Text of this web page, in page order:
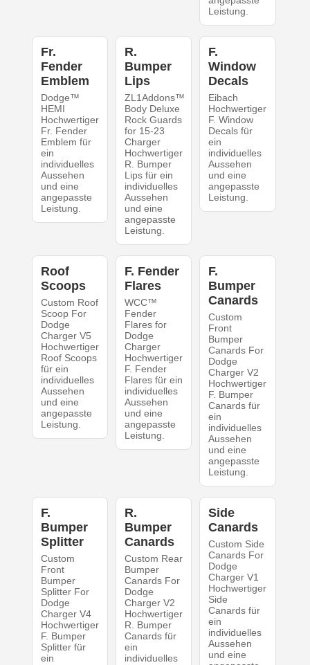
Leistung.
Fr.
Fender
Emblem
Dodge™
HEMI
Hochwertiger
Fr. Fender
Emblem für
ein
individuelles
Aussehen
und eine
angepasste
Leistung.
R.
Bumper
Lips
ZL1Addons™
Body Deluxe
Rock Guards
for 15-23
Charger
Hochwertiger
R. Bumper
Lips für ein
individuelles
Aussehen
und eine
angepasste
Leistung.
F.
Window
Decals
Eibach
Hochwertiger
F. Window
Decals für
ein
individuelles
Aussehen
und eine
angepasste
Leistung.
Roof
Scoops
Custom Roof
Scoop For
Dodge
Charger V5
Hochwertiger
Roof Scoops
für ein
individuelles
Aussehen
und eine
angepasste
Leistung.
F. Fender
Flares
WCC™
Fender
Flares for
Dodge
Charger
Hochwertiger
F. Fender
Flares für ein
individuelles
Aussehen
und eine
angepasste
Leistung.
F.
Bumper
Canards
Custom
Front
Bumper
Canards For
Dodge
Charger V2
Hochwertiger
F. Bumper
Canards für
ein
individuelles
Aussehen
und eine
angepasste
Leistung.
F.
Bumper
Splitter
Custom
Front
Bumper
Splitter For
Dodge
Charger V4
Hochwertiger
F. Bumper
Splitter für
ein
R.
Bumper
Canards
Custom Rear
Bumper
Canards For
Dodge
Charger V2
Hochwertiger
R. Bumper
Canards für
ein
individuelles
Side
Canards
Custom Side
Canards For
Dodge
Charger V1
Hochwertiger
Side
Canards für
ein
individuelles
Aussehen
und eine